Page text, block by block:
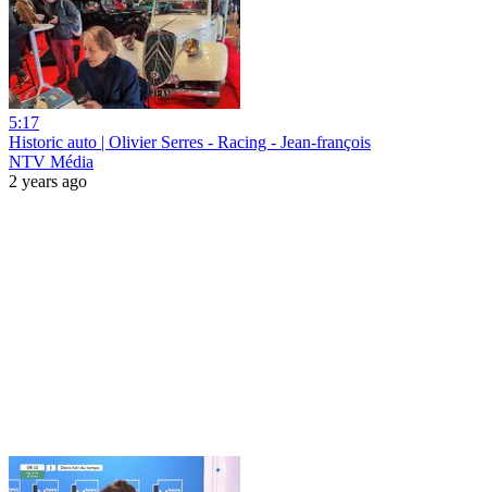
5:17
Historic auto | Olivier Serres - Racing - Jean-françois
NTV Média
2 years ago